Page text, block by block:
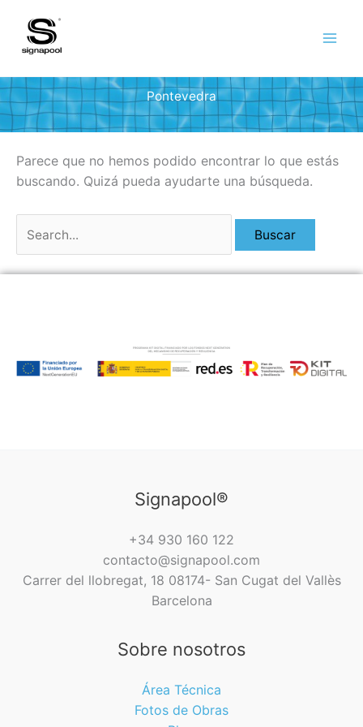
contenido
Pontevedra
Parece que no hemos podido encontrar lo que estás
buscando. Quizá pueda ayudarte una búsqueda.
por:
Signapool®
+34 930 160 122
contacto@signapool.com
Carrer del llobregat, 18 08174- San Cugat del Vallès
Barcelona
Sobre nosotros
Área Técnica
Fotos de Obras